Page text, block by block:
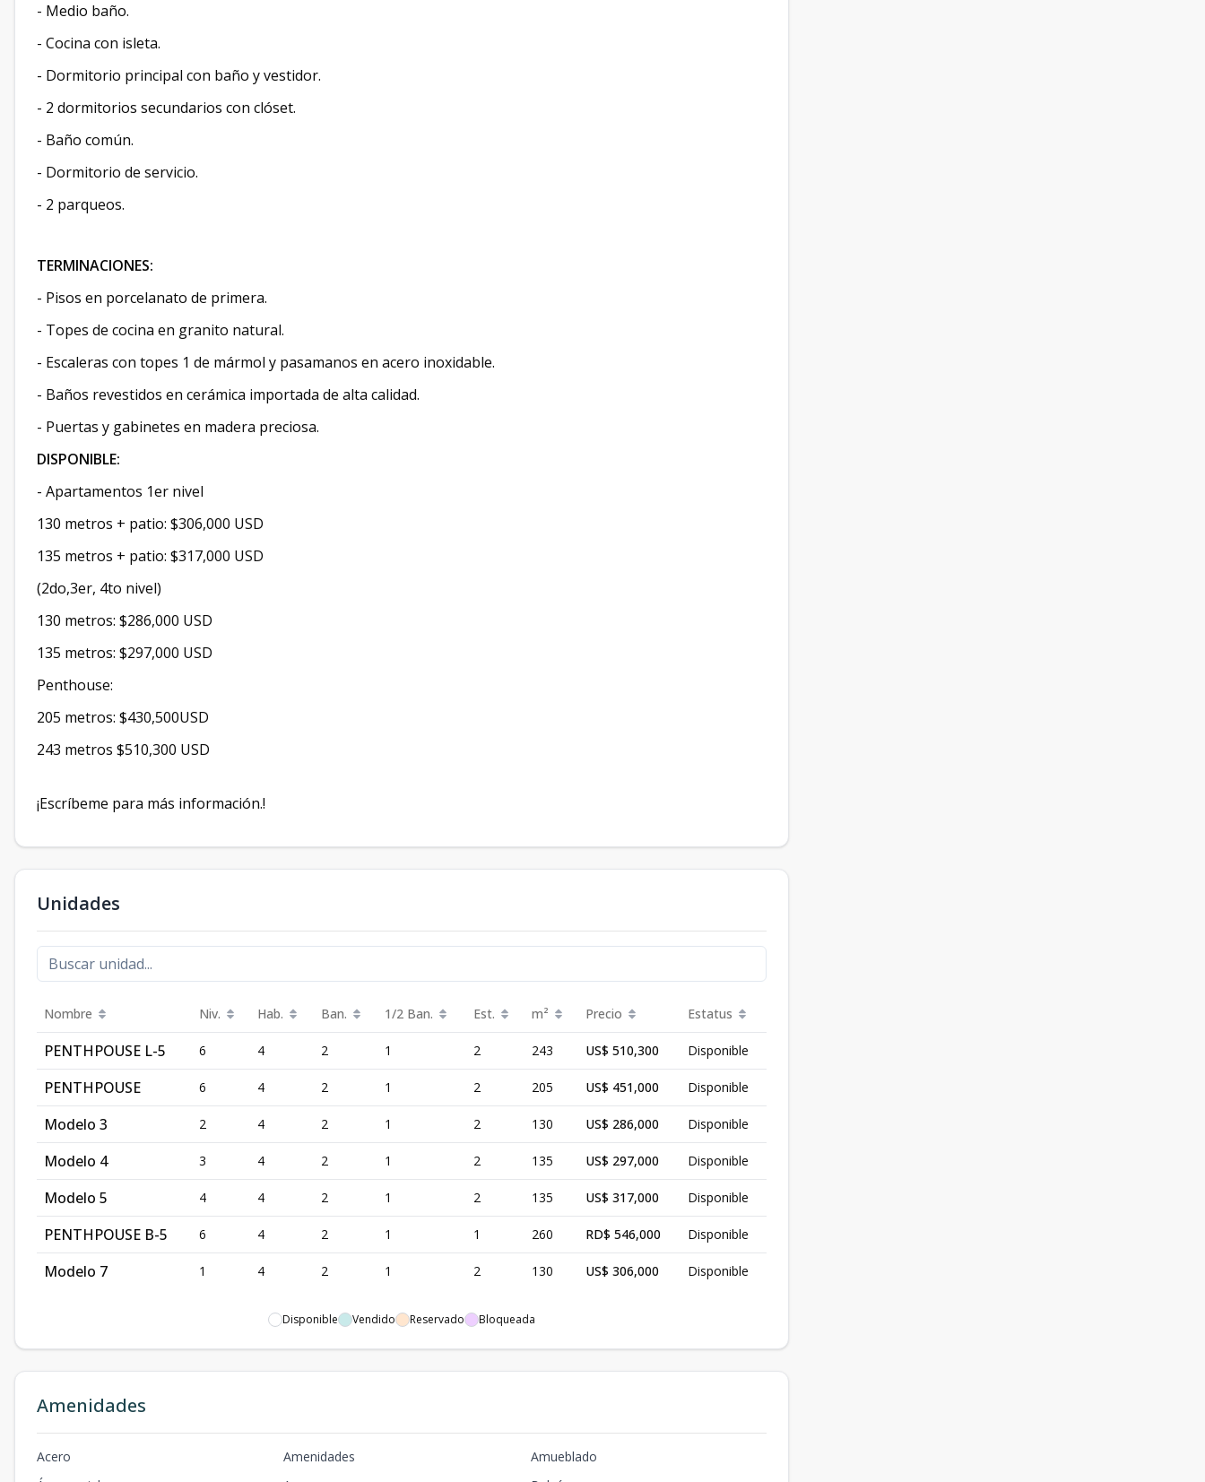
- Medio baño.
- Cocina con isleta.
- Dormitorio principal con baño y vestidor.
- 2 dormitorios secundarios con clóset.
- Baño común.
- Dormitorio de servicio.
- 2 parqueos.
TERMINACIONES:
- Pisos en porcelanato de primera.
- Topes de cocina en granito natural.
- Escaleras con topes 1 de mármol y pasamanos en acero inoxidable.
- Baños revestidos en cerámica importada de alta calidad.
- Puertas y gabinetes en madera preciosa.
DISPONIBLE:
- Apartamentos 1er nivel
130 metros + patio: $306,000 USD
135 metros + patio: $317,000 USD
(2do,3er, 4to nivel)
130 metros: $286,000 USD
135 metros: $297,000 USD
Penthouse:
205 metros: $430,500USD
243 metros $510,300 USD
¡Escríbeme para más información.!
Unidades
Nombre Niv. Hab. Ban. 1/2 Ban. Est. m² Precio Estatus
PENTHPOUSE L-5 6 4 2 1 2 243 US$ 510,300 Disponible
PENTHPOUSE 6 4 2 1 2 205 US$ 451,000 Disponible
Modelo 3 2 4 2 1 2 130 US$ 286,000 Disponible
Modelo 4 3 4 2 1 2 135 US$ 297,000 Disponible
Modelo 5 4 4 2 1 2 135 US$ 317,000 Disponible
PENTHPOUSE B-5 6 4 2 1 1 260 RD$ 546,000 Disponible
Modelo 7 1 4 2 1 2 130 US$ 306,000 Disponible
Disponible Vendido Reservado Bloqueada
Amenidades
Acero Amenidades
Amueblado